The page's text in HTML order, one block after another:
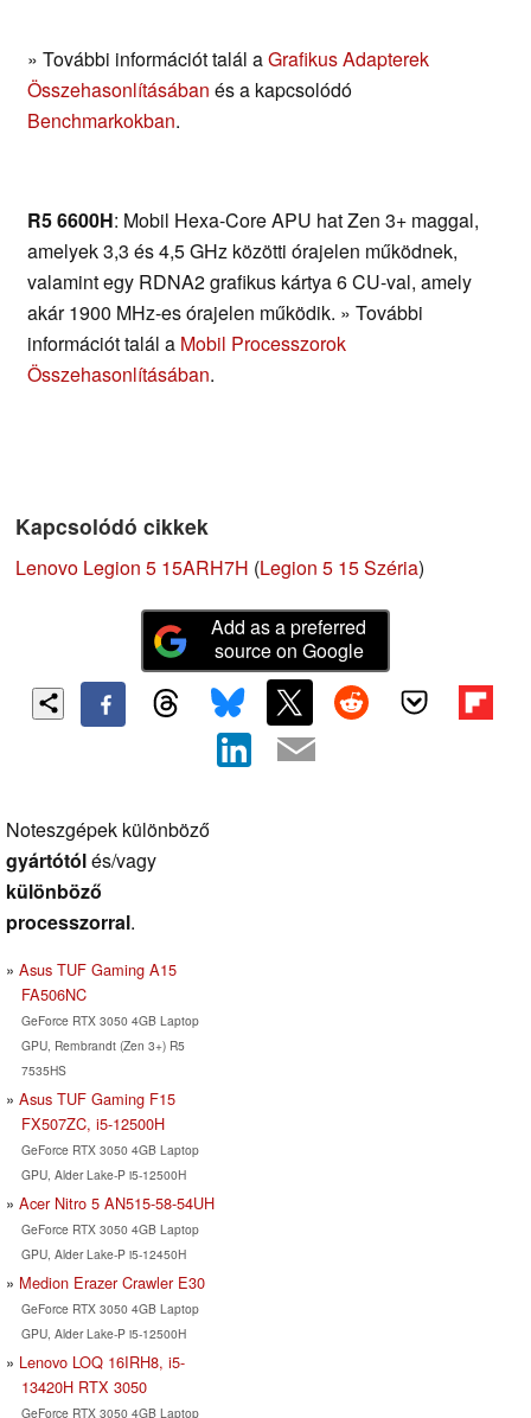
» További információt talál aGrafikus Adapterek
Összehasonlításában és a kapcsolódó
Benchmarkokban.
R5 6600H: Mobil Hexa-Core APU hat Zen 3+ maggal,
amelyek 3,3 és 4,5 GHz közötti órajelen működnek,
valamint egy RDNA2 grafikus kártya 6 CU-val, amely
akár 1900 MHz-es órajelen működik. » További
információt talál a Mobil Processzorok
Összehasonlításában.
Kapcsolódó cikkek
Lenovo Legion 5 15ARH7H (Legion 5 15 Széria)
Add as a preferred
source on Google
Noteszgépek különböző
gyártótólés/vagy
különböző
processzorral.
Asus TUF Gaming A15
FA506NC
GeForce RTX 3050 4GB Laptop
GPU, Rembrandt (Zen 3+) R5
7535HS
Asus TUF Gaming F15
FX507ZC, i5-12500H
GeForce RTX 3050 4GB Laptop
GPU, Alder Lake-P i5-12500H
Acer Nitro 5 AN515-58-54UH
GeForce RTX 3050 4GB Laptop
GPU, Alder Lake-P i5-12450H
Medion Erazer Crawler E30
GeForce RTX 3050 4GB Laptop
GPU, Alder Lake-P i5-12500H
Lenovo LOQ 16IRH8, i5-
13420H RTX 3050
GeForce RTX 3050 4GB Laptop